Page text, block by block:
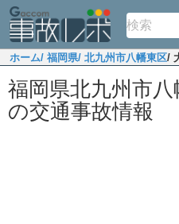
ホーム/ 福岡県/ 北九州市八幡東区/
福岡県北九州市
の交通事故情報